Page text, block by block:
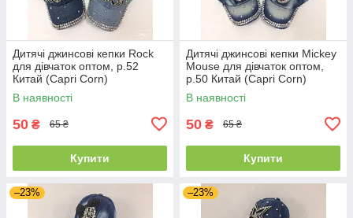
Дитячі джинсові кепки Rock
для дівчаток оптом, р.52
Китай (Capri Corn)
В наявності
50 ₴ 65 ₴
Купити
Дитячі джинсові кепки Mickey
Mouse для дівчаток оптом,
р.50 Китай (Capri Corn)
В наявності
50 ₴ 65 ₴
Купити
–23% –23%